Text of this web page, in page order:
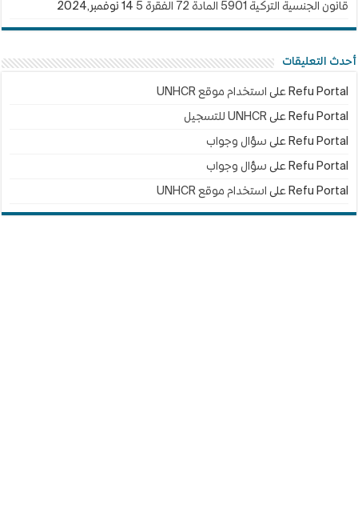
قانون الجنسية التركية 5901 المادة 72 الفقرة 5 14 نوفمبر,2024
أحدث التعليقات
Refu Portal على استخدام موقع UNHCR
Refu Portal علىUNHCR للتسجيل
Refu Portal على سؤال وجواب
Refu Portal على سؤال وجواب
Refu Portal على استخدام موقع UNHCR